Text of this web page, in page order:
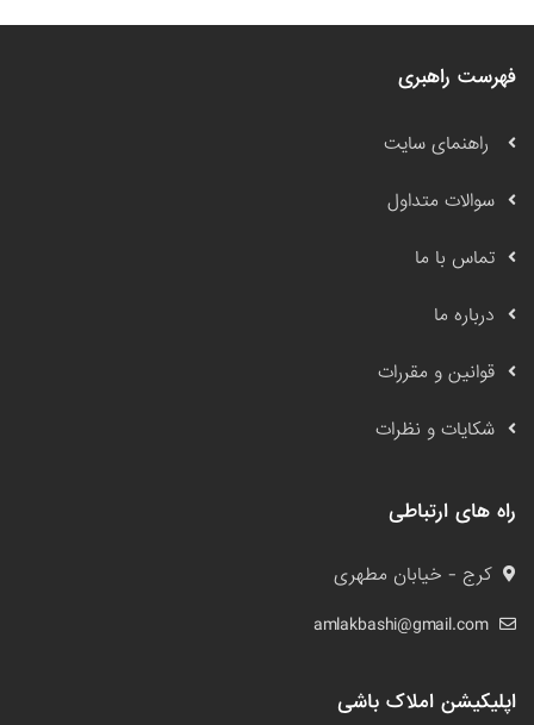
فهرست راهبری
راهنمای سایت
سوالات متداول
تماس با ما
درباره ما
قوانین و مقررات
شکایات و نظرات
راه های ارتباطی
کرج - خیابان مطهری
amlakbashi@gmail.com
اپلیکیشن املاک باشی